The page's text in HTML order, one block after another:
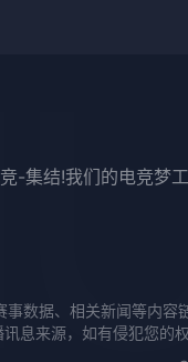
-集结!我们的电竞梦
数据、相关新闻等内
息来源，如有侵犯您的